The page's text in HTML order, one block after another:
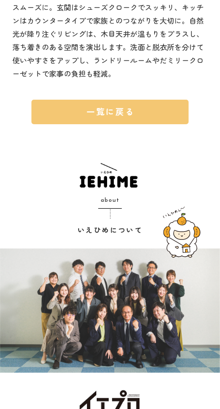
スムーズに。玄関はシューズクロークでスッキリ、キッチ
ンはカウンタータイプで家族とのつながりを大切に。自然
光が降り注ぐリビングは、木目天井が温もりをプラスし、
落ち着きのある空間を演出します。洗面と脱衣所を分けて
使いやすさをアップし、ランドリールームやだミリークロ
ーゼットで家事の負担も軽減。
一覧に戻る
about
いえひめについて